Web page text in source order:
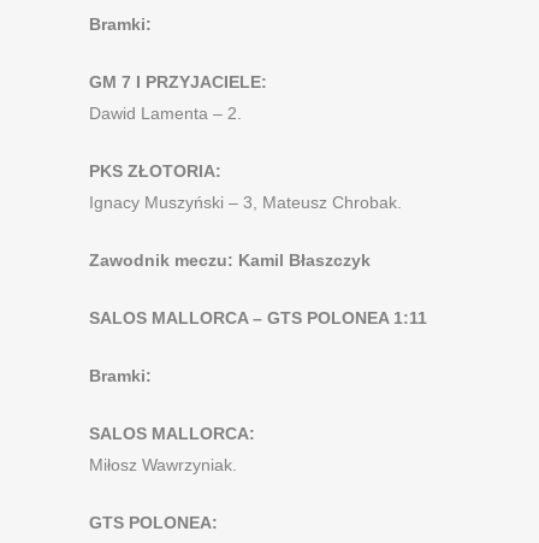
Bramki:
GM 7 I PRZYJACIELE:
Dawid Lamenta – 2.
PKS ZŁOTORIA:
Ignacy Muszyński – 3, Mateusz Chrobak.
Zawodnik meczu: Kamil Błaszczyk
SALOS MALLORCA – GTS POLONEA 1:11
Bramki:
SALOS MALLORCA:
Miłosz Wawrzyniak.
GTS POLONEA: